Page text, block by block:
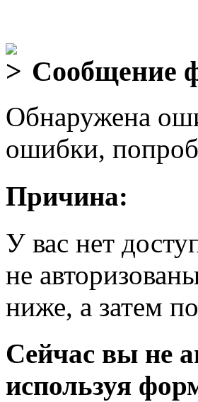
Сообщение
Обнаружена
ошибки,
Причина:
У вас нет
не
ниже, а затем
Сейчас вы не
используя